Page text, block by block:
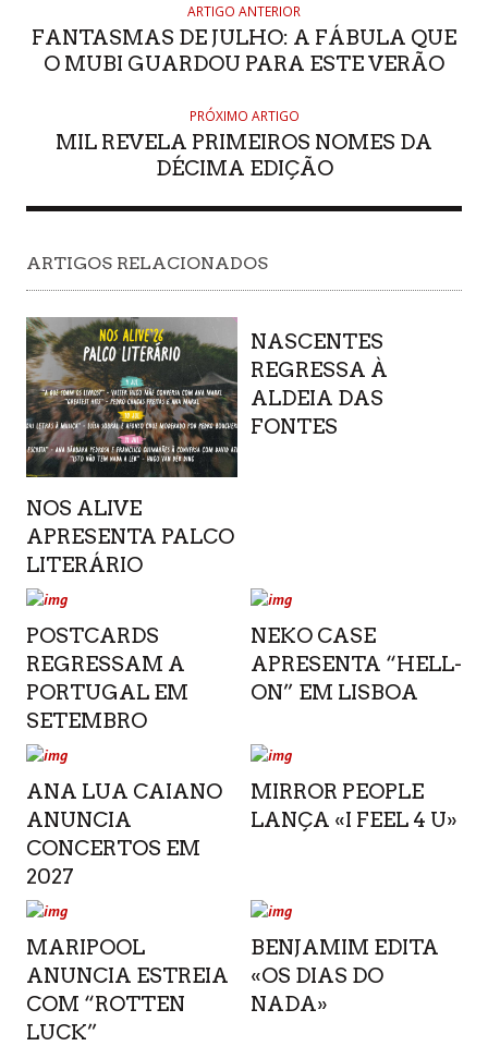
ARTIGO ANTERIOR
FANTASMAS DE JULHO: A FÁBULA QUE
O MUBI GUARDOU PARA ESTE VERÃO
PRÓXIMO ARTIGO
MIL REVELA PRIMEIROS NOMES DA
DÉCIMA EDIÇÃO
ARTIGOS RELACIONADOS
NOS ALIVE
APRESENTA PALCO
LITERÁRIO
NASCENTES
REGRESSA À
ALDEIA DAS
FONTES
POSTCARDS
REGRESSAM A
PORTUGAL EM
SETEMBRO
NEKO CASE
APRESENTA “HELL-
ON” EM LISBOA
ANA LUA CAIANO
ANUNCIA
CONCERTOS EM
2027
MIRROR PEOPLE
LANÇA «I FEEL 4 U»
MARIPOOL
ANUNCIA ESTREIA
COM “ROTTEN
LUCK”
BENJAMIM EDITA
«OS DIAS DO
NADA»